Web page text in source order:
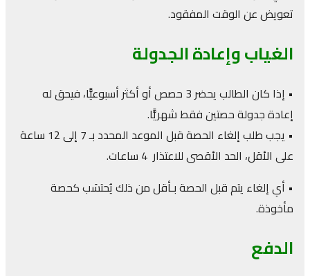
تعويض عن الوقت المفقود.
الغياب وإعادة الجدولة
• إذا كان الطالب يحضر 3 حصص أو أكثر أسبوعيًّا، فيحق له
إعادة جدولة حصتين فقط شهريًّا.
• يجب طلب إلغاء الحصة قبل الموعد المحدد بـ 7 إلى 12 ساعة
على الأقل، الحد الأقصى للاعتذار 4 ساعات.
• أي إلغاء يتم قبل الحصة بـأقل من ذلك يُحتسَب كحصة
مأخوذة.
الدفع
على دورتك الأولى. تعلّم القرآن، أو اللغة العربية، أو
الدراسات الإسلامية مع نخبة من المعلمين ذوي الخبرة
احصل على خصمك